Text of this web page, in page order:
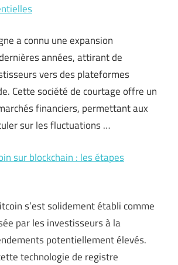
a connu une expansion
années, attirant de
vers des plateformes
Cette société de courtage offre un
financiers, permettant aux
sur les fluctuations …
sur blockchain : les étapes
s’est solidement établi comme
par les investisseurs à la
potentiellement élevés.
technologie de registre